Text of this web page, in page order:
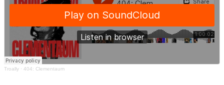
Troally · 404: Clementaum